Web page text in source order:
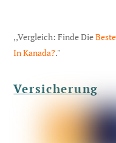
,,Vergleich: Finde Die
In Kanada?."
Versicherung